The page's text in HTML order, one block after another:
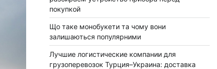
покупкой
Що таке монобукети та чому вони
залишаються популярними
Лучшие логистические компании для
грузоперевозок Турция–Украина: доставка